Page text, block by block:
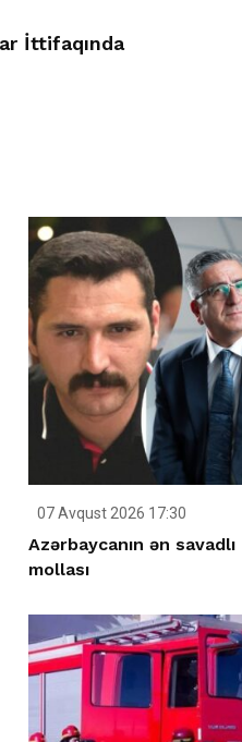
İttifaqında
07 Avqust 2026 17:30
Azərbaycanın ən savadlı
mollası